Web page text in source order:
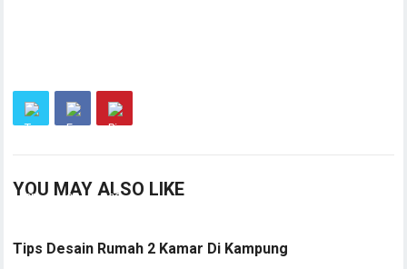
YOU MAY ALSO LIKE
Tips Desain Rumah 2 Kamar Di Kampung